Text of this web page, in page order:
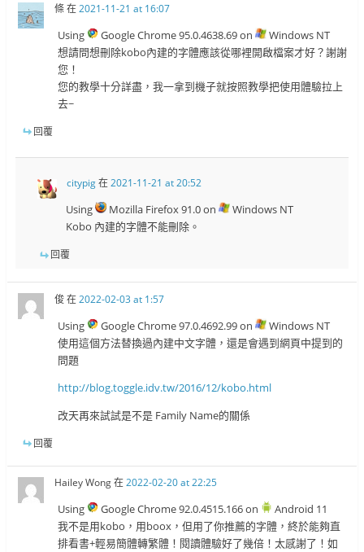
條在2021-11-21 at 16:07
Using Google Chrome 95.0.4638.69 on
Windows NT
想請問想刪除kobo內建的字體應該從哪裡開啟檔案才好？謝謝
您！
您的教學十分詳盡，我一拿到機子就按照教學把使用體驗拉上
去~
回覆
citypig在2021-11-21 at 20:52
Using Mozilla Firefox 91.0 on
Windows NT
Kobo 內建的字體不能刪除。
回覆
俊在2022-02-03 at 1:57
Using Google Chrome 97.0.4692.99 on
Windows NT
使用這個方法替換過內建中文字體，還是會遇到網頁中提到的
問題
http://blog.toggle.idv.tw/2016/12/kobo.html
改天再來試試是不是 Family Name的關係
回覆
Hailey Wong在2022-02-20 at 22:25
Using Google Chrome 92.0.4515.166 on
Android 11
我不是用kobo，用boox，但用了你推薦的字體，終於能夠直
排看書+輕易簡體轉繁體！閱讀體驗好了幾倍！太感謝了！如